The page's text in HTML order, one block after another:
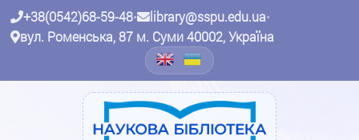
+38(0542)68-59-48• library@sspu.edu.ua•
вул. Роменська, 87 м. Суми 40002, Україна